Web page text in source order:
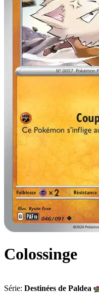
Colossinge
Série: Destinées de Paldea